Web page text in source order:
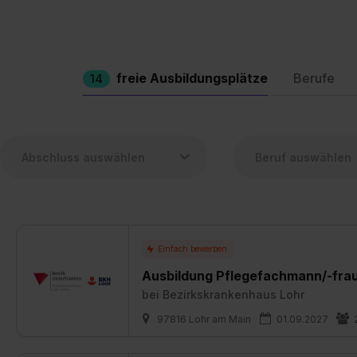
14 freie Ausbildungsplätze Berufe
Ausbildung Pflegefachmann/-
bei Bezirkskrankenhaus Lohr
97816 Lohr am Main 01.09.2027